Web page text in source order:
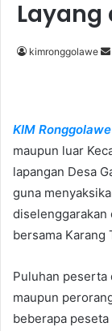
Layang
kimronggolawe
KIM Ronggolawe
maupun luar
lapangan Desa
guna
diselenggarakan
bersama Karang
Puluhan peserta
maupun
beberapa